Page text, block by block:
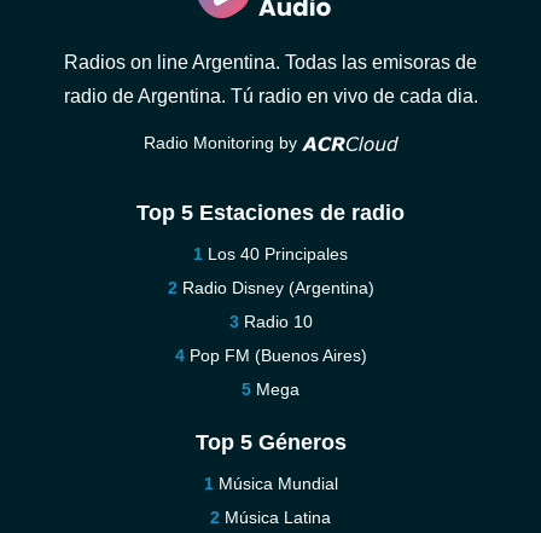
Radios on line Argentina. Todas las emisoras de
radio de Argentina. Tú radio en vivo de cada dia.
Radio Monitoring by
Top 5 Estaciones de radio
Los 40 Principales
Radio Disney (Argentina)
Radio 10
Pop FM (Buenos Aires)
Mega
Top 5 Géneros
Música Mundial
Música Latina